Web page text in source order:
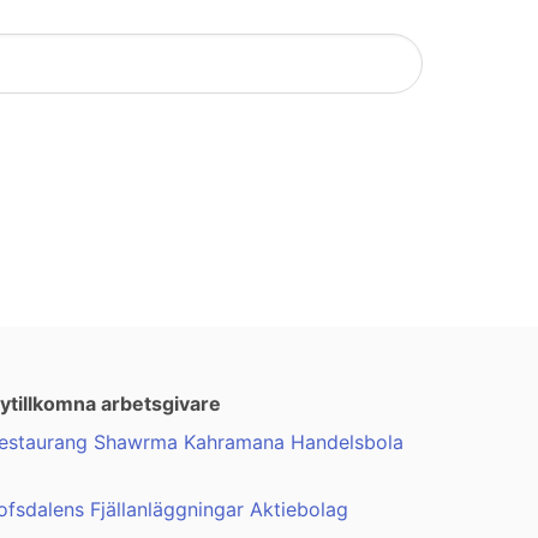
arbetsgivare
Shawrma Kahramana Handelsbola
Fjällanläggningar Aktiebolag